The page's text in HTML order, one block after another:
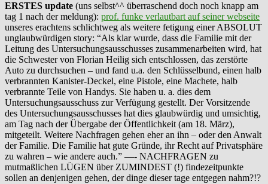
ERSTES update (uns selbst^^ überraschend doch noch knapp am
tag 1 nach der meldung): prof. funke verlautbart auf seiner webseite
unseres erachtens schlichtweg als weitere fetigung einer ABSOLUT
unglaubwürdigen story: “Als klar wurde, dass die Familie mit der
Leitung des Untersuchungsausschusses zusammenarbeiten wird, hat
die Schwester von Florian Heilig sich entschlossen, das zerstörte
Auto zu durchsuchen – und fand u.a. den Schlüsselbund, einen halb
verbrannten Kanister-Deckel, eine Pistole, eine Machete, halb
verbrannte Teile von Handys. Sie haben u. a. dies dem
Untersuchungsausschuss zur Verfügung gestellt. Der Vorsitzende
des Untersuchungsausschusses hat dies glaubwürdig und umsichtig,
am Tag nach der Übergabe der Öffentlichkeit (am 18. März),
mitgeteilt. Weitere Nachfragen gehen eher an ihn – oder den Anwalt
der Familie. Die Familie hat gute Gründe, ihr Recht auf Privatsphäre
zu wahren – wie andere auch.” —- NACHFRAGEN zu
mutmaßlichen LÜGEN über ZUMINDEST (!) findezeitpunkte
sollen an denjenigen gehen, der dinge dieser tage entgegen nahm?!?